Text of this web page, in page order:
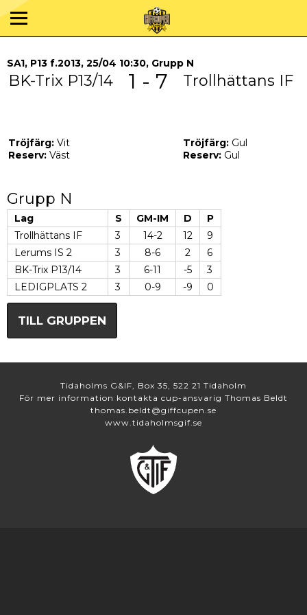
SA1, P13 f.2013, 25/04 10:30, Grupp N
BK-Trix P13/14 1 - 7 Trollhättans IF
Tröjfärg: Vit
Reserv: Väst
Tröjfärg: Gul
Reserv: Gul
Grupp N
Lag S GM-IM D
P
Trollhättans IF
3 14-2 12
9
Lerums IS 2
3 8-6 2
6
BK-Trix P13/14
3 6-11 -5
3
LEDIGPLATS 2
3 0-9 -9 0
TILL GRUPPEN
Tidaholms G&IF, Box 35, 522 21 Tidaholm
För mer information kontakta cup-ansvarig Thomas Beldt
thomas.beldt@giffcupen.se
www.tidaholmsgif.se